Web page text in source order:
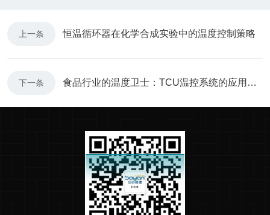
上一条 恒温循环器在化学合成实验中的温度控制策略
下一条 食品行业的温度卫士：TCU温控系统的应用探索